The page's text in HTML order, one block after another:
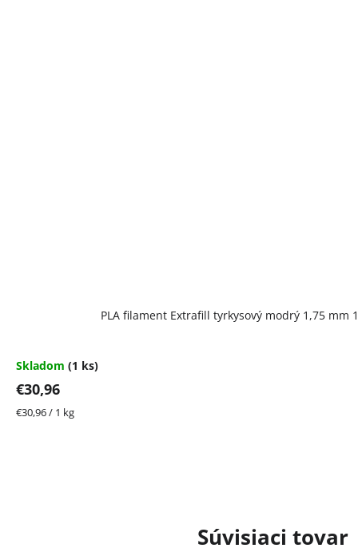
Súvisiaci tovar
PLA filament Extrafill tyrkysový modrý 1,75 mm
Skladom (1 ks)
€30,96
Jednotková
€30,96 / 1 kg